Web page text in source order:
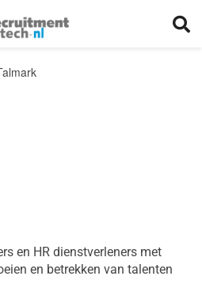
en HR dienstverleners met
en betrekken van talenten